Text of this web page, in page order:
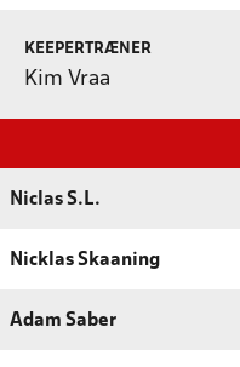
KEEPERTRÆNER
Kim Vraa
Niclas S.L.
Nicklas Skaaning
Adam Saber